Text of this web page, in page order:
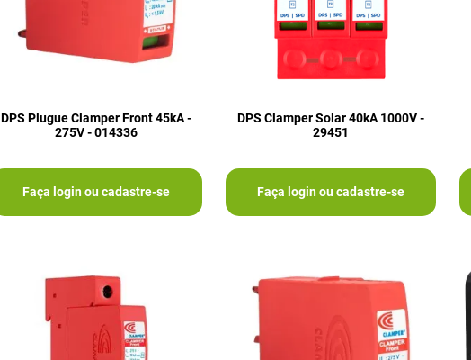
DPS Plugue Clamper Front 45kA -
275V - 014336
Faça login ou cadastre-se
DPS Clamper Solar 40kA 1000V -
29451
Faça login ou cadastre-se